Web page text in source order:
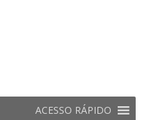
ACESSO RÁPIDO